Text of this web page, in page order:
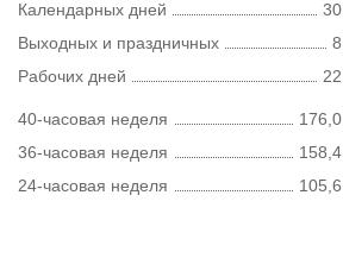
Календарных дней
30
Выходных и праздничных
8
Рабочих дней
22
40-часовая неделя
176,0
36-часовая неделя
158,4
24-часовая неделя
105,6